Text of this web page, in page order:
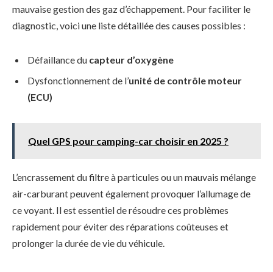
mauvaise gestion des gaz d’échappement. Pour faciliter le
diagnostic, voici une liste détaillée des causes possibles :
Défaillance du capteur d’oxygène
Dysfonctionnement de l’unité de contrôle moteur
(ECU)
Quel GPS pour camping-car choisir en 2025 ?
L’encrassement du filtre à particules ou un mauvais mélange
air-carburant peuvent également provoquer l’allumage de
ce voyant. Il est essentiel de résoudre ces problèmes
rapidement pour éviter des réparations coûteuses et
prolonger la durée de vie du véhicule.